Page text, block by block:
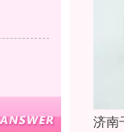
济南